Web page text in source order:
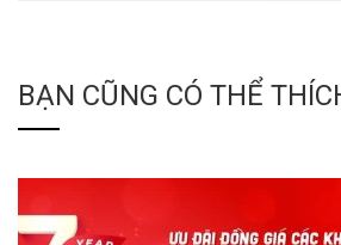
BẠN CŨNG CÓ THỂ